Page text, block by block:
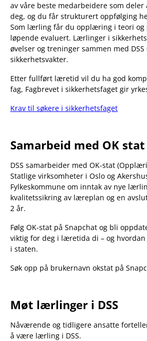
av våre beste medarbeidere som deler
deg, og du får strukturert oppfølging
Som lærling får du opplæring i teori og
løpende evaluert. Lærlinger i
øvelser og treninger sammen med
sikkerhetsvakter.
Etter fullført læretid vil du ha god
fag, Fagbrevet i sikkerhetsfaget gir
Krav til søkere i sikkerhetsfaget
Samarbeid med OK stat
DSS samarbeider med OK-stat
Statlige virksomheter i Oslo og
Fylkeskommune om inntak av nye
kvalitetssikring av læreplan og en
2 år.
Følg OK-stat på Snapchat og bli
viktig for deg i læretida di – og
i staten.
Søk opp på brukernavn okstat på
Møt lærlinger i DSS
Nåværende og tidligere ansatte
å være lærling i DSS.